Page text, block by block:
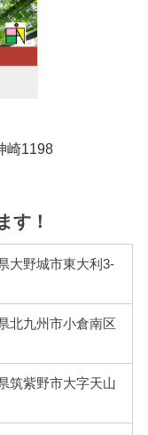
崎1198
す！
大野城市東大利3-
北九州市小倉南区
筑紫野市大字天山